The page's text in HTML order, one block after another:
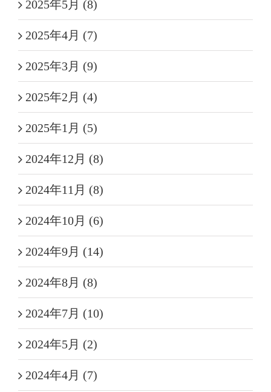
2025年5月 (8)
2025年4月 (7)
2025年3月 (9)
2025年2月 (4)
2025年1月 (5)
2024年12月 (8)
2024年11月 (8)
2024年10月 (6)
2024年9月 (14)
2024年8月 (8)
2024年7月 (10)
2024年5月 (2)
2024年4月 (7)